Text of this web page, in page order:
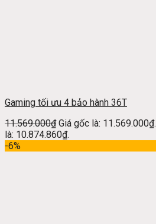
Gaming tối ưu 4 bảo hành 36T
11.569.000₫ Giá gốc là: 11.569.000₫.
là: 10.874.860₫.
-6%